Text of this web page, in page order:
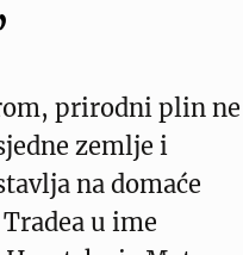
prirodni plin ne
zemlje i
na domaće
u ime